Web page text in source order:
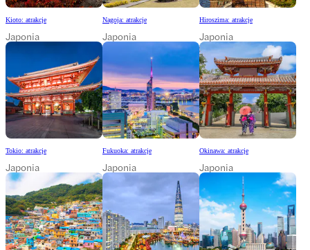
Kioto: atrakcje
Japonia
Nagoja: atrakcje
Japonia
Hiroszima: atrakcje
Japonia
Tokio: atrakcje
Japonia
Fukuoka: atrakcje
Japonia
Okinawa: atrakcje
Japonia